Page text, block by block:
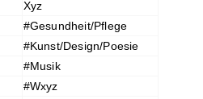
Xyz
#Gesundheit/Pflege
#Kunst/Design/Poesie
#Musik
#Wxyz